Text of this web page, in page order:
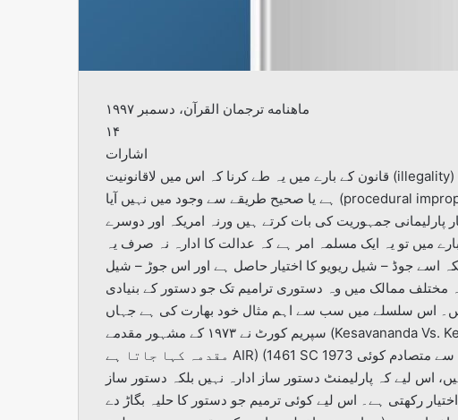
ماهنامه ترجمان القرآن، دسمبر ۱۹۹۷
۱۴
اشارات
قانون کے بارے میں یہ طے کرنا کہ اس میں لاقانونیت (illegality) کا کوئی عنصر ہے، یا وہ غیر عقلی (irrationality)
ہے یا صحیح طریقے سے وجود میں نہیں آیا (procedural impropriety)- ہم نے برطانیہ کے قانونی نظام سے یہ مثال
جمہوریت کی بات کرتے ہیں ورنہ امریکہ اور دوسرے
میں تو یہ ایک مسلمہ امر ہے کہ عدالت کا ادارہ نہ صرف یہ
اسے جوڈ – شیل ریویو کا اختیار حاصل ہے اور اس جوڑ – شیل
مختلف ممالک میں وہ دستوری ترامیم تک جو دستور کے بنیادی
اس سلسلے میں سب سے اہم مثال خود بھارت کی ہے جہاں
سپریم کورٹ نے ۱۹۷۳ کے مشہور مقدمے (Kesavananda Vs. Kerala) میں جسے عرف عام میں بنیادی حقوق کا
مقدمہ کہا جاتا ہے AIR) (1461 SC 1973 یہ اصول طے کیا کہ دستور کے بنیادی ڈھانچے سے متصادم کوئی
اس لیے کہ پارلیمنٹ دستور ساز ادارہ نہیں بلکہ دستور ساز
رکھتی ہے۔ اس لیے کوئی ترمیم جو دستور کا حلیہ بگاڑ دے